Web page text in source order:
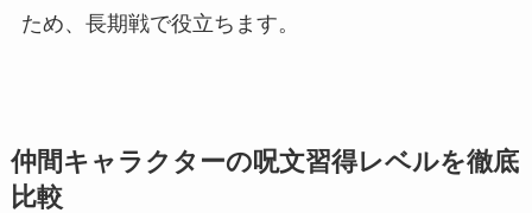
ため、長期戦で役立ちます。
仲間キャラクターの呪文習得レベルを徹底
比較